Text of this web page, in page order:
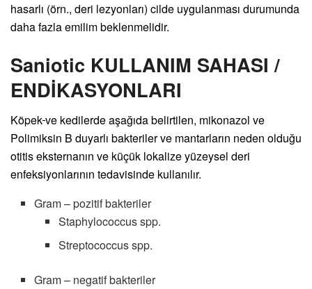
hasarlı (örn., deri lezyonları) cilde uygulanması durumunda
daha fazla emilim beklenmelidir.
Saniotic KULLANIM SAHASI /
ENDİKASYONLARI
Köpekve kedilerde aşağıda belirtilen, mikonazol ve
Polimiksin B duyarlı bakteriler ve mantarların neden olduğu
otitis eksternanın ve küçük lokalize yüzeysel deri
enfeksiyonlarının tedavisinde kullanılır.
Gram – pozitif bakteriler
Staphylococcus spp.
Streptococcus spp.
Gram – negatif bakteriler